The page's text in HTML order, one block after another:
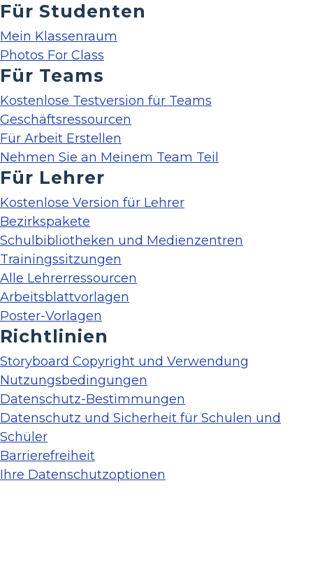
Für Studenten
Mein Klassenraum
Photos For Class
Für Teams
Kostenlose Testversion für Teams
Geschäftsressourcen
Für Arbeit Erstellen
Nehmen Sie an Meinem Team Teil
Für Lehrer
Kostenlose Version für Lehrer
Bezirkspakete
Schulbibliotheken und Medienzentren
Trainingssitzungen
Alle Lehrerressourcen
Arbeitsblattvorlagen
Poster-Vorlagen
Richtlinien
Storyboard Copyright und Verwendung
Nutzungsbedingungen
Datenschutz-Bestimmungen
Datenschutz und Sicherheit für Schulen und
Schüler
Barrierefreiheit
Ihre Datenschutzoptionen